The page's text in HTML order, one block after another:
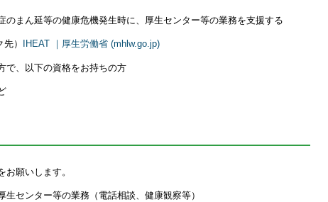
ん延等の健康危機発生時に、厚生センター等の業務を支援する
） IHEAT ｜厚生労働省 (mhlw.go.jp)
、以下の資格をお持ちの方
願いします。
センター等の業務（電話相談、健康観察等）